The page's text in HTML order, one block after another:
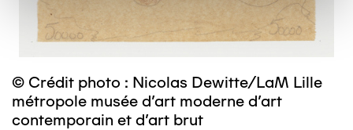
© Crédit photo : Nicolas Dewitte/LaM Lille
métropole musée d’art moderne d’art
contemporain et d’art brut